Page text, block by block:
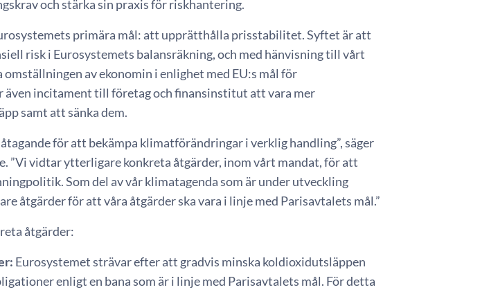
och stärka sin praxis för riskhantering.
primära mål: att upprätthålla prisstabilitet. Syftet är att
risk i Eurosystemets balansräkning, och med hänvisning till vårt
av ekonomin i enlighet med EU:s mål för
incitament till företag och finansinstitut att vara mer
samt att sänka dem.
för att bekämpa klimatförändringar i verklig handling”, säger
”Vi vidtar ytterligare konkreta åtgärder, inom vårt mandat, för att
Som del av vår klimatagenda som är under utveckling
åtgärder för att våra åtgärder ska vara i linje med Parisavtalets mål.”
åtgärder:
Eurosystemet strävar efter att gradvis minska koldioxidutsläppen
enligt en bana som är i linje med Parisavtalets mål. För detta